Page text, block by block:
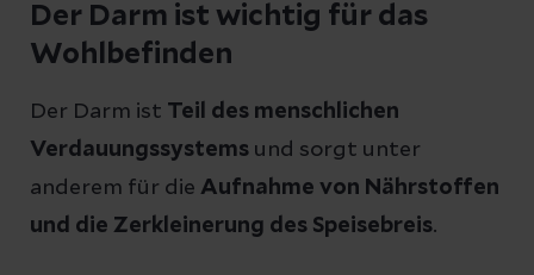
Der Darm ist wichtig für das
Wohlbefinden
Der Darm ist Teil des menschlichen
Verdauungssystems und sorgt unter
anderem für die Aufnahme von Nährstoffen
und die Zerkleinerung des Speisebreis.